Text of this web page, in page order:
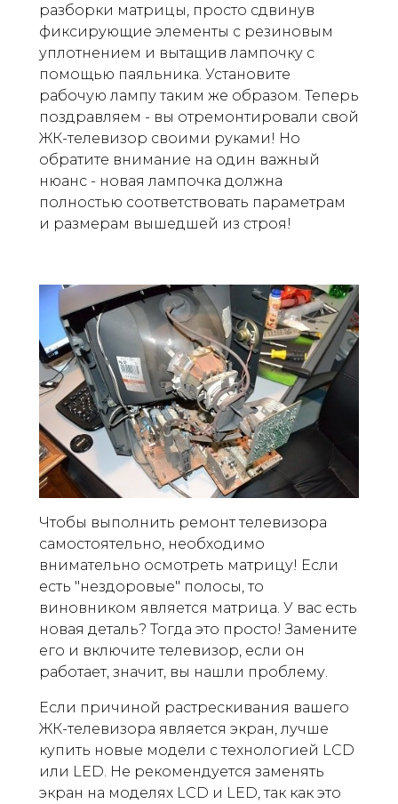
разборки матрицы, просто сдвинув
фиксирующие элементы с резиновым
уплотнением и вытащив лампочку с
помощью паяльника. Установите
рабочую лампу таким же образом. Теперь
поздравляем - вы отремонтировали свой
ЖК-телевизор своими руками! Но
обратите внимание на один важный
нюанс - новая лампочка должна
полностью соответствовать параметрам
и размерам вышедшей из строя!
Чтобы выполнить ремонт телевизора
самостоятельно, необходимо
внимательно осмотреть матрицу! Если
есть "нездоровые" полосы, то
виновником является матрица. У вас есть
новая деталь? Тогда это просто! Замените
его и включите телевизор, если он
работает, значит, вы нашли проблему.
Если причиной растрескивания вашего
ЖК-телевизора является экран, лучше
купить новые модели с технологией LCD
или LED. Не рекомендуется заменять
экран на моделях LCD и LED, так как это